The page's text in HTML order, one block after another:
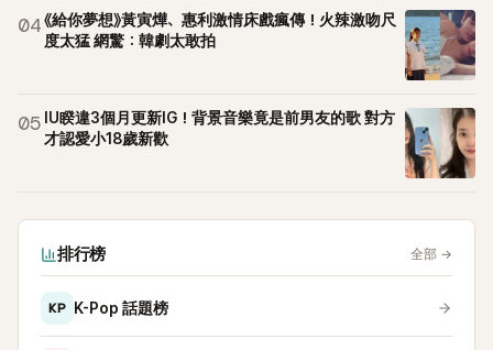
04《給你夢想》黃寅燁、惠利激情床戲瘋傳！火辣激吻尺
度太猛 網驚：韓劇太敢拍
05 IU睽違3個月更新IG！背景音樂竟是前男友的歌 對方
才認愛小18歲新歡
排行榜 全部 →
KP K-Pop 話題榜